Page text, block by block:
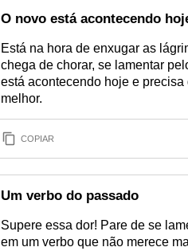
O novo está acontecendo
Está na hora de enxugar as
chega de chorar, se lamentar
está acontecendo hoje e
melhor.
COPIAR
Um verbo do passado
Supere essa dor! Pare de se
em um verbo que não merece